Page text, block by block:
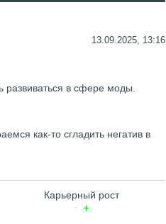
13.09.2025, 13:16
в сфере моды.
как-то сгладить негатив в
Карьерный рост